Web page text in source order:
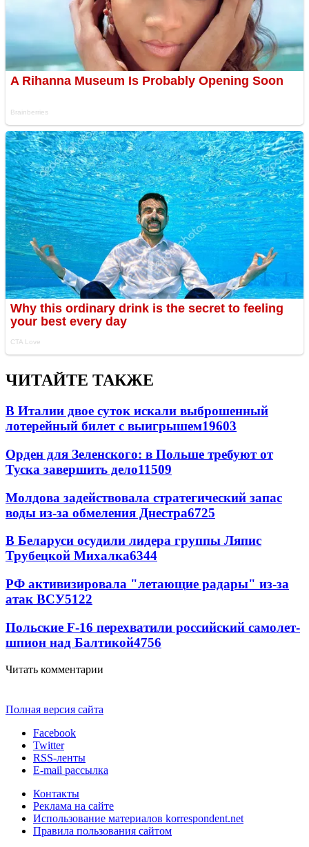
ЧИТАЙТЕ ТАКЖЕ
В Италии двое суток искали выброшенный
лотерейный билет с выигрышем19603
Орден для Зеленского: в Польше требуют от
Туска завершить дело11509
Молдова задействовала стратегический запас
воды из-за обмеления Днестра6725
В Беларуси осудили лидера группы Ляпис
Трубецкой Михалка6344
РФ активизировала "летающие радары" из-за
атак ВСУ5122
Польские F-16 перехватили российский самолет-
шпион над Балтикой4756
Читать комментарии
Полная версия сайта
Facebook
Twitter
RSS-ленты
E-mail рассылка
Контакты
Реклама на сайте
Использование материалов korrespondent.net
Правила пользования сайтом